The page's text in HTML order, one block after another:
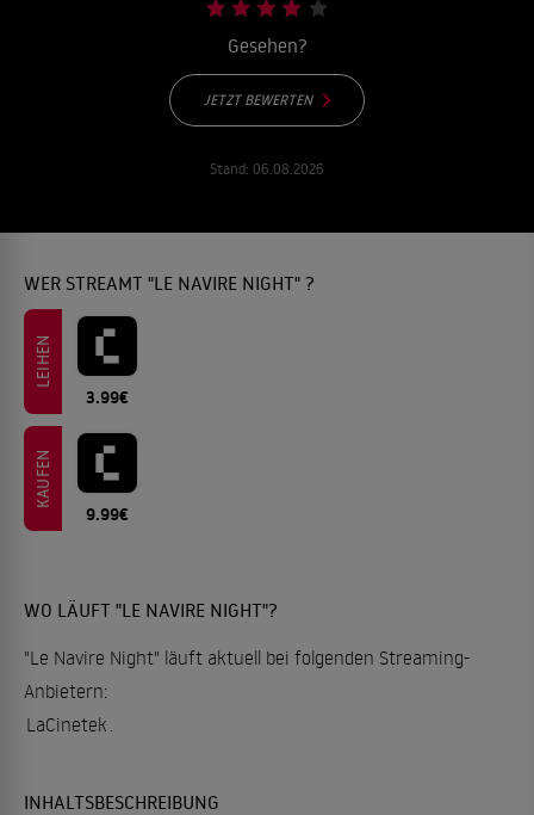
Gesehen?
JETZT BEWERTEN
Stand: 06.08.2026
WER STREAMT "LE NAVIRE NIGHT" ?
LEIHEN
3.99€
KAUFEN
9.99€
WO LÄUFT "LE NAVIRE NIGHT"?
"Le Navire Night" läuft aktuell bei folgenden Streaming-
Anbietern:
LaCinetek .
INHALTSBESCHREIBUNG